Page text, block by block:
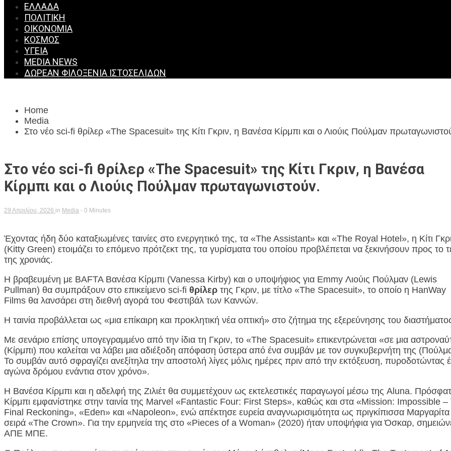
ΕΛΛΆΔΑ
ΠΟΛΙΤΙΚΉ
ΟΙΚΟΝΟΜΊΑ
ΚΌΣΜΟΣ
ΥΓΕΊΑ
MEDIA NEWS
ΔΩΡΕΆΝ ΦΙΛΟΞΕΝΊΑ ΙΣΤΟΣΕΛΊΔΩΝ
Home
Media
Στο νέο sci-fi θρίλερ «The Spacesuit» της Κίτι Γκριν, η Βανέσα Κίρμπι και ο Λιούις Πούλμαν
Στο νέο sci-fi θρίλερ «The Spacesuit» της Κίτι Γκριν, η Βανέσα
Κίρμπι και ο Λιούις Πούλμαν πρωταγωνιστούν.
29 Απριλίου, 2026 in Media - 0 Minutes
Έχοντας ήδη δύο καταξιωμένες ταινίες στο ενεργητικό της, τα «The Assistant» και «The Royal Hotel», η Κίτι
(Kitty Green) ετοιμάζει το επόμενο πρότζεκτ της, τα γυρίσματα του οποίου προβλέπεται να ξεκινήσουν προς το
της χρονιάς.
Η βραβευμένη με BAFTA Βανέσα Κίρμπι (Vanessa Kirby) και ο υποψήφιος για Emmy Λιούις Πούλμαν (Lewis
Pullman) θα συμπράξουν στο επικείμενο sci-fi θρίλερ της Γκριν, με τίτλο «The Spacesuit», το οποίο η HanWay
Films θα λανσάρει στη διεθνή αγορά του Φεστιβάλ των Καννών.
Η ταινία προβάλλεται ως «μια επίκαιρη και προκλητική νέα οπτική» στο ζήτημα της εξερεύνησης του
Με σενάριο επίσης υπογεγραμμένο από την ίδια τη Γκριν, το «The Spacesuit» επικεντρώνεται «σε μια
(Κίρμπι) που καλείται να λάβει μια αδιέξοδη απόφαση ύστερα από ένα συμβάν με τον συγκυβερνήτη της
Το συμβάν αυτό σφραγίζει ανεξίτηλα την αποστολή λίγες μόλις ημέρες πριν από την εκτόξευση, πυροδοτώντας
αγώνα δρόμου ενάντια στον χρόνο».
Η Βανέσα Κίρμπι και η αδελφή της Ζιλιέτ θα συμμετέχουν ως εκτελεστικές παραγωγοί μέσω της Aluna.
Κίρμπι εμφανίστηκε στην ταινία της Marvel «Fantastic Four: First Steps», καθώς και στα «Mission: Impossible –
Final Reckoning», «Eden» και «Napoleon», ενώ απέκτησε ευρεία αναγνωρισιμότητα ως πριγκίπισσα
σειρά «The Crown». Για την ερμηνεία της στο «Pieces of a Woman» (2020) ήταν υποψήφια για Όσκαρ,
ΑΠΕ ΜΠΕ.